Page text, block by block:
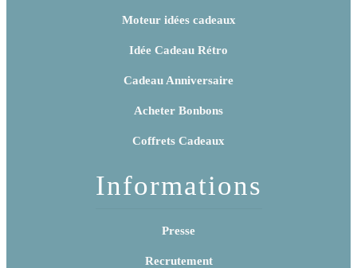
Moteur idées cadeaux
Idée Cadeau Rétro
Cadeau Anniversaire
Acheter Bonbons
Coffrets Cadeaux
Informations
Presse
Recrutement